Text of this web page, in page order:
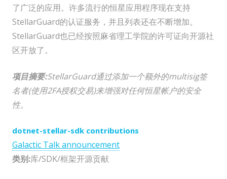
了广泛的应用。许多流行的恒星应用程序现在支持
StellarGuard的认证服务，并且列表还在不断增加。
StellarGuard也已经按照麻省理工学院的许可证向开源社
区开放了。
项目摘要:StellarGuard通过添加一个额外的multisig签
名者(使用2FA授权交易)来增强对任何恒星帐户的安全
性。
dotnet-stellar-sdk contributions
Galactic Talk announcement
类别:库/SDK/框架开源贡献